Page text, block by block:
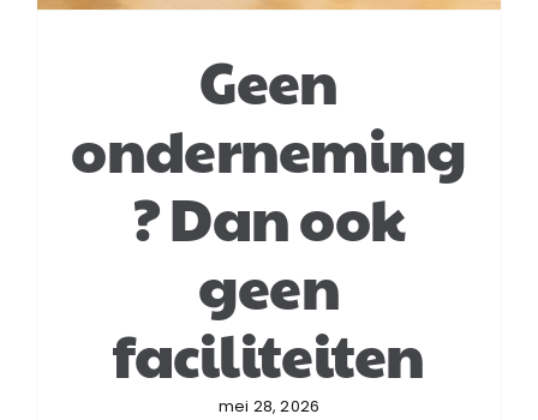
Geen
onderneming
? Dan ook
geen
faciliteiten
mei 28, 2026